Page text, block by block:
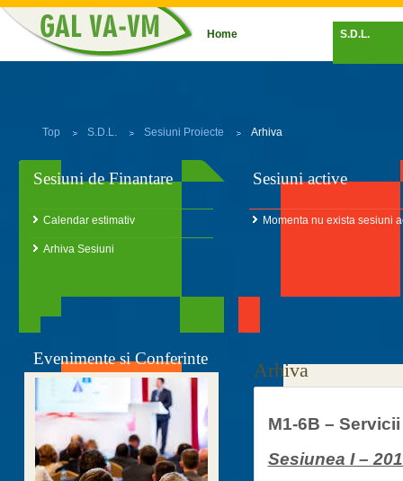
Home S.D.L.
Top S.D.L. Sesiuni Proiecte Arhiva
Sesiuni de Finantare
Calendar estimativ
Arhiva Sesiuni
Sesiuni active
Momenta nu exista sesiuni
Arhiva
M1-6B –
Sesiunea I –
Evenimente si Conferinte